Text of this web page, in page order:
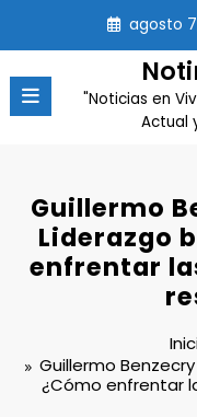
contenido
agosto
"Noticias en
Actual
Guillermo
Liderazgo
enfrentar
Guillermo
¿Cómo enfrentar